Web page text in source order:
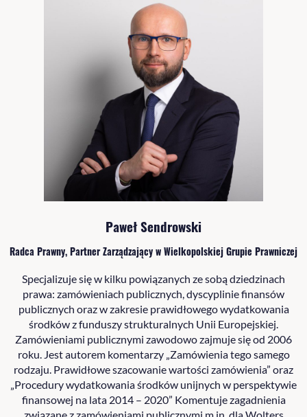
Paweł Sendrowski
Radca Prawny, Partner Zarządzający w Wielkopolskiej Grupie Prawniczej
Specjalizuje się w kilku powiązanych ze sobą dziedzinach
prawa: zamówieniach publicznych, dyscyplinie finansów
publicznych oraz w zakresie prawidłowego wydatkowania
środków z funduszy strukturalnych Unii Europejskiej.
Zamówieniami publicznymi zawodowo zajmuje się od 2006
roku. Jest autorem komentarzy „Zamówienia tego samego
rodzaju. Prawidłowe szacowanie wartości zamówienia” oraz
„Procedury wydatkowania środków unijnych w perspektywie
finansowej na lata 2014 – 2020” Komentuje zagadnienia
związane z zamówieniami publicznymi m.in. dla Wolters